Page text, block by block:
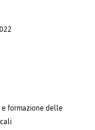
formazione delle